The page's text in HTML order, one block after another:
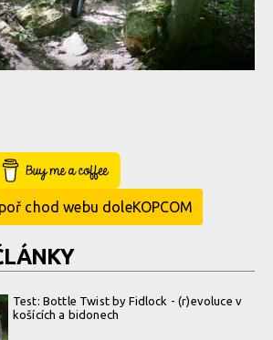
Buy Me a Coffee
chod webu doleKOPCOM
Test: Bottle Twist by Fidlock - (r)evoluce v
košících a bidonech